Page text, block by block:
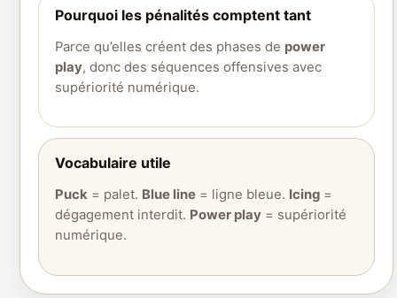
Pourquoi les pénalités comptent tant
Parce qu’elles créent des phases de power
play, donc des séquences offensives avec
supériorité numérique.
Vocabulaire utile
Puck = palet. Blue line = ligne bleue. Icing =
dégagement interdit. Power play = supériorité
numérique.